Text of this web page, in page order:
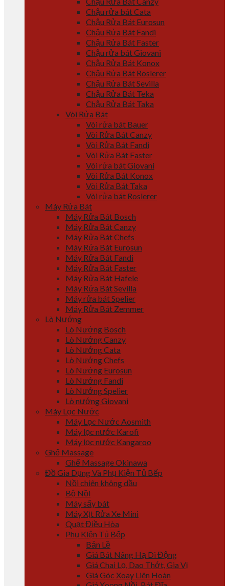
Chậu rửa bát Cata
Chậu Rửa Bát Eurosun
Chậu Rửa Bát Fandi
Chậu Rửa Bát Faster
Chậu rửa bát Giovani
Chậu Rửa Bát Konox
Chậu Rửa Bát Roslerer
Chậu Rửa Bát Sevilla
Chậu Rửa Bát Teka
Chậu Rửa Bát Taka
Vòi Rửa Bát
Vòi rửa bát Bauer
Vòi Rửa Bát Canzy
Vòi Rửa Bát Fandi
Vòi Rửa Bát Faster
Vòi rửa bát Giovani
Vòi Rửa Bát Konox
Vòi Rửa Bát Taka
Vòi rửa bát Roslerer
Máy Rửa Bát
Máy Rửa Bát Bosch
Máy Rửa Bát Canzy
Máy Rửa Bát Chefs
Máy Rửa Bát Eurosun
Máy Rửa Bát Fandi
Máy Rửa Bát Faster
Máy Rửa Bát Hafele
Máy Rửa Bát Sevilla
Máy rửa bát Spelier
Máy Rửa Bát Zemmer
Lò Nướng
Lò Nướng Bosch
Lò Nướng Canzy
Lò Nướng Cata
Lò Nướng Chefs
Lò Nướng Eurosun
Lò Nướng Fandi
Lò Nướng Spelier
Lò nướng Giovani
Máy Lọc Nước
Máy Lọc Nước Aosmith
Máy lọc nước Karofi
Máy lọc nước Kangaroo
Ghế Massage
Ghế Massage Okinawa
Đồ Gia Dụng Và Phụ Kiện Tủ Bếp
Nồi chiên không dầu
Bộ Nồi
Máy sấy bát
Máy Xịt Rửa Xe Mini
Quạt Điều Hòa
Phụ Kiện Tủ Bếp
Bản Lề
Giá Bát Nâng Hạ Di Động
Giá Chai Lọ, Dao Thớt, Gia Vị
Giá Góc Xoay Liên Hoàn